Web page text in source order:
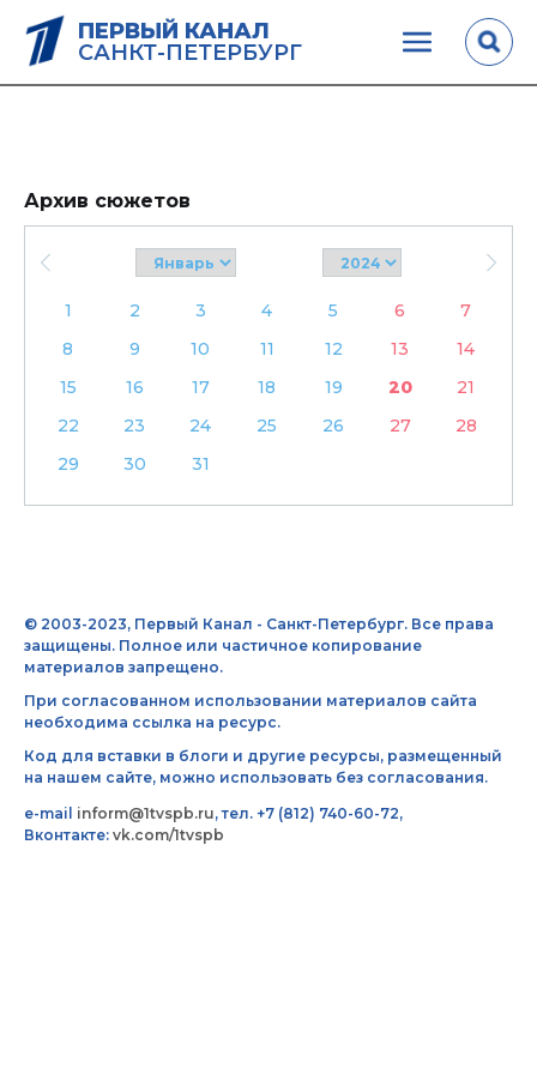
ПЕРВЫЙ КАНАЛ
САНКТ-ПЕТЕРБУРГ
Архив сюжетов
1 2 3 4 5 6
7
8
9 10 11 12 13
14
15
16 17 18 19 20
21
22
23 24 25 26 27
28
29
30 31
© 2003-2023, Первый Канал - Санкт-Петербург. Все права
защищены. Полное или частичное копирование
материалов запрещено.
При согласованном использовании материалов сайта
необходима ссылка на ресурс.
Код для вставки в блоги и другие ресурсы, размещенный
на нашем сайте, можно использовать без согласования.
e-mail inform@1tvspb.ru, тел. +7 (812) 740-60-72,
Вконтакте: vk.com/1tvspb